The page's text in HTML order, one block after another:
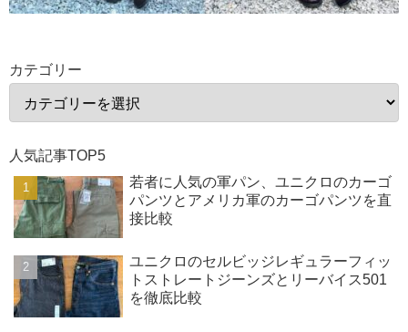
カテゴリー
人気記事TOP5
若者に人気の軍パン、ユニクロのカーゴ
パンツとアメリカ軍のカーゴパンツを直
接比較
ユニクロのセルビッジレギュラーフィッ
トストレートジーンズとリーバイス501
を徹底比較